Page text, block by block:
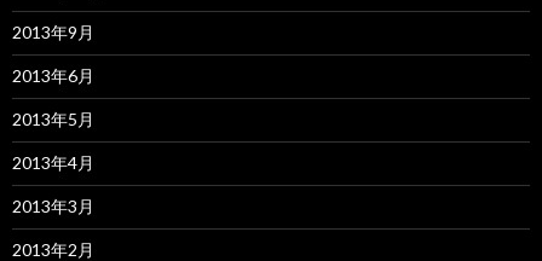
2013年9月
2013年6月
2013年5月
2013年4月
2013年3月
2013年2月